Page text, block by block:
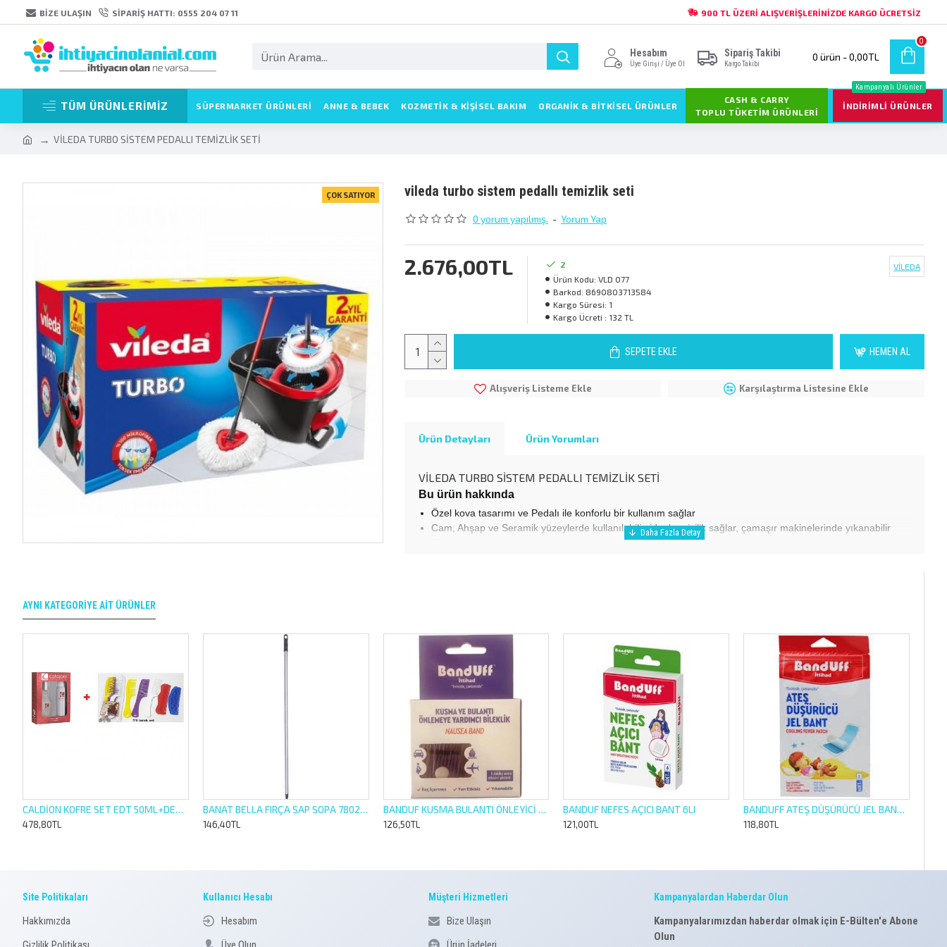
BIZE ULAŞIN SIPARIŞ HATTI: 0555 204 07 11 900 TL ÜZERI ALIŞVERIŞLERINIZDE KARGO ÜCRETSIZ
Hesabım
Üye Girişi / Üye Ol
Sipariş Takibi
Kargo Takibi
0 ürün - 0,00TL
0
TÜM ÜRÜNLERİMİZ SÜPERMARKET ÜRÜNLERI ANNE & BEBEK KOZMETIK & KIŞISEL BAKIM ORGANİK & BİTKİSEL ÜRÜNLER
CASH & CARRY
TOPLU TÜKETIM ÜRÜNLERI
İNDIRIMLI ÜRÜNLER
Kampanyalı Ürünler
VİLEDA TURBO SİSTEM PEDALLI TEMİZLİK SETİ
ÇOK SATIYOR vi̇leda turbo si̇stem pedalli temi̇zli̇k seti̇
0 yorum yapılmış. - Yorum Yap
2.676,00TL
2
Ürün Kodu: VLD 077
Barkod: 8690803713584
Kargo Süresi: 1
Kargo Ücreti : 132 TL
VİLEDA
SEPETE EKLE HEMEN AL
Alışveriş Listeme Ekle Karşılaştırma Listesine Ekle
Ürün Detayları Ürün Yorumları
VİLEDA TURBO SİSTEM PEDALLI TEMİZLİK SETİ
Bu ürün hakkında
Özel kova tasarımı ve Pedalı ile konforlu bir kullanım sağlar
Cam, Ahşap ve Seramik yüzeylerde kullanılabilir, ideal emicilik sağlar, çamaşır makinelerinde yıkanabilir
AYNI KATEGORIYE AIT ÜRÜNLER
CALDİON KOFRE SET EDT 50ML+DEO 150ML + 5 Lİ TARAK SET
478,80TL
BANAT BELLA FIRÇA SAP SOPA 780223
146,40TL
BANDUF KUSMA BULANTI ÖNLEYİCİ BİLEKLİK 1 ÇİFT
126,50TL
BANDUF NEFES AÇICI BANT 6LI
121,00TL
BANDUFF ATEŞ DÜŞÜRÜCÜ JEL BANT 3 LÜ
118,80TL
Site Politikaları
Hakkımızda
Kullanıcı Hesabı
Hesabım
Müşteri Hizmetleri
Bize Ulaşın
Kampanyalardan Haberdar Olun
Kampanyalarımızdan haberdar olmak için E-Bülten'e Abone
Olun